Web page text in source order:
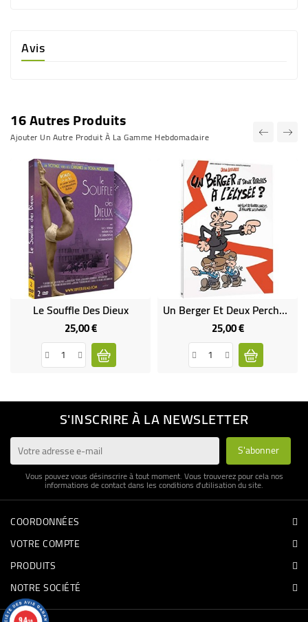
Avis
16 Autres Produits
Ajouter Un Autre Produit À La Gamme Hebdomadaire
Le Souffle Des Dieux
25,00 €Prix
Un Berger Et Deux Perchés À L'élysée
25,00 €Prix
S'INSCRIRE À LA NEWSLETTER
Vous pouvez vous désinscrire à tout moment. Vous trouverez pour cela nos
informations de contact dans les conditions d'utilisation du site.
COORDONNÉES
VOTRE COMPTE
PRODUITS
NOTRE SOCIÉTÉ
9.4